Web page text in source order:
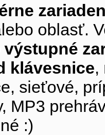
oblasť.
klávesnice,
sieťové,
MP3
:)